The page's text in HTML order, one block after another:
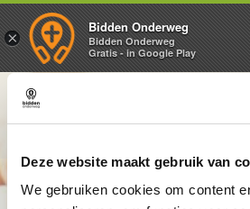
Deze website maakt gebruik van
We gebruiken cookies om content
×
Bidden Onderweg
Bidden Onderweg
Gratis - in Google Play